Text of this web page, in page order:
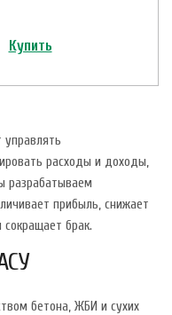
Купить
управлять
расходы и доходы,
разрабатываем
прибыль, снижает
брак.
бетона, ЖБИ и сухих